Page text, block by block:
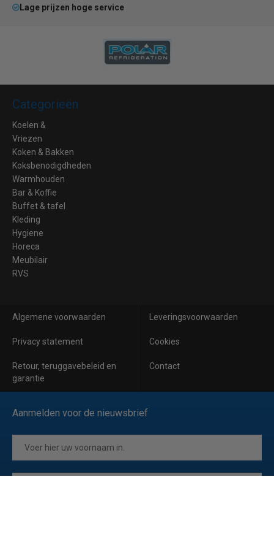
Lage prijzen hoge service
Categorieën
Koelen &
Vriezen
Koken & Bakken
Koksbenodigdheden
Warmhouden
Bar & Koffie
Buffet & tafel
Kleding
Hygiene
Horeca
Meubilair
RVS
Algemene voorwaarden Leveringsvoorwaarden
Privacy statement Cookies
Retour, teruggavebeleid en
garantie
Contact
Aanmelden voor de nieuwsbrief